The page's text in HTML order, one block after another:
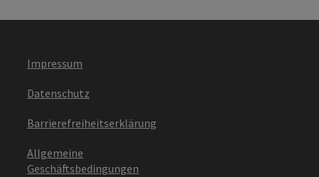
Impressum
Datenschutz
Barrierefreiheitserklärung
Allgemeine
Geschäftsbedingungen